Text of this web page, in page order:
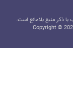
ذکر منبع بلامانع است.
Copyright ©